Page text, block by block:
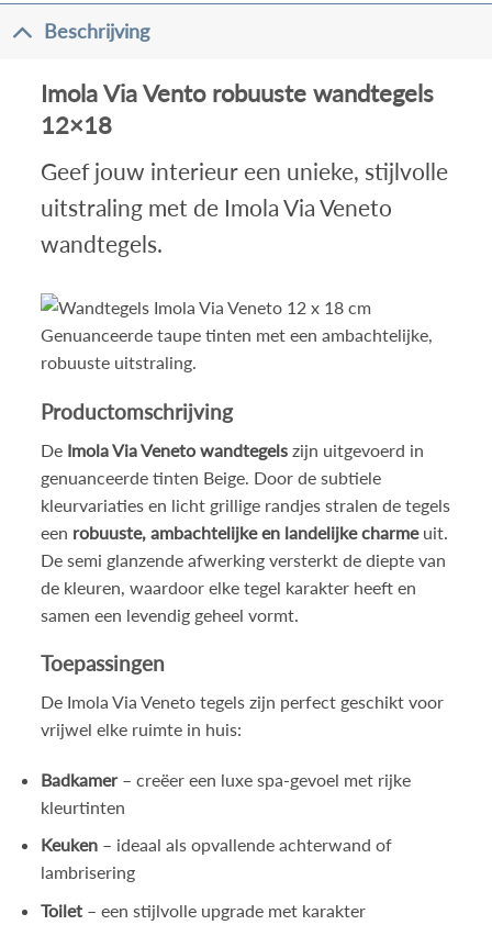
Beschrijving
Imola Via Vento robuuste wandtegels
12×18
Geef jouw interieur een unieke, stijlvolle
uitstraling met de Imola Via Veneto
wandtegels.
Genuanceerde taupe tinten met een ambachtelijke,
robuuste uitstraling.
Productomschrijving
De Imola Via Veneto wandtegelszijn uitgevoerd in
genuanceerde tinten Beige. Door de subtiele
kleurvariaties en licht grillige randjes stralen de tegels
een robuuste, ambachtelijke en landelijke charmeuit.
De semi glanzende afwerking versterkt de diepte van
de kleuren, waardoor elke tegel karakter heeft en
samen een levendig geheel vormt.
Toepassingen
De Imola Via Veneto tegels zijn perfect geschikt voor
vrijwel elke ruimte in huis:
Badkamer– creëer een luxe spa-gevoel met rijke
kleurtinten
Keuken– ideaal als opvallende achterwand of
lambrisering
Toilet– een stijlvolle upgrade met karakter